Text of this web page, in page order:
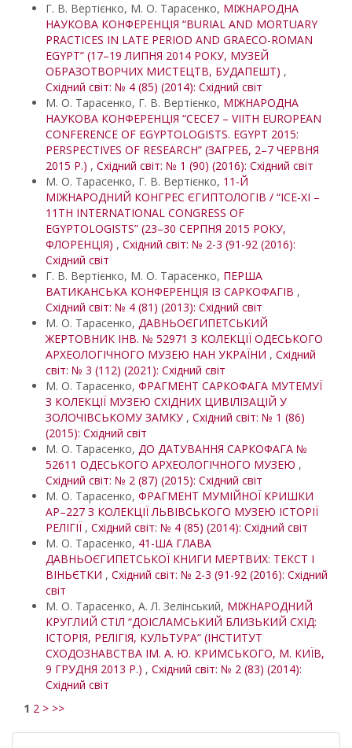
Г. В. Вертієнко, М. О. Тарасенко, МІЖНАРОДНА
НАУКОВА КОНФЕРЕНЦІЯ “BURIAL AND MORTUARY
PRACTICES IN LATE PERIOD AND GRAECO-ROMAN
EGYPT” (17–19 ЛИПНЯ 2014 РОКУ, МУЗЕЙ
ОБРАЗОТВОРЧИХ МИСТЕЦТВ, БУДАПЕШТ) ,
Східний світ: № 4 (85) (2014): Східний світ
М. О. Тарасенко, Г. В. Вертієнко, МІЖНАРОДНА
НАУКОВА КОНФЕРЕНЦІЯ “CECE7 – VIITH EUROPEAN
CONFERENCE OF EGYPTOLOGISTS. EGYPT 2015:
PERSPECTIVES OF RESEARCH” (ЗАГРЕБ, 2–7 ЧЕРВНЯ
2015 Р.) , Східний світ: № 1 (90) (2016): Східний світ
М. О. Тарасенко, Г. В. Вертієнко, 11-Й
МІЖНАРОДНИЙ КОНГРЕС ЄГИПТОЛОГІВ / “ICE-XI –
11TH INTERNATIONAL CONGRESS OF
EGYPTOLOGISTS” (23–30 СЕРПНЯ 2015 РОКУ,
ФЛОРЕНЦІЯ) , Східний світ: № 2-3 (91-92 (2016):
Східний світ
Г. В. Вертієнко, М. О. Тарасенко, ПЕРША
ВАТИКАНСЬКА КОНФЕРЕНЦІЯ ІЗ САРКОФАГІВ ,
Східний світ: № 4 (81) (2013): Східний світ
М. О. Тарасенко, ДАВНЬОЄГИПЕТСЬКИЙ
ЖЕРТОВНИК ІНВ. № 52971 З КОЛЕКЦІЇ ОДЕСЬКОГО
АРХЕОЛОГІЧНОГО МУЗЕЮ НАН УКРАЇНИ , Східний
світ: № 3 (112) (2021): Східний світ
М. О. Тарасенко, ФРАГМЕНТ САРКОФАГА МУТЕМУЇ
З КОЛЕКЦІЇ МУЗЕЮ СХІДНИХ ЦИВІЛІЗАЦІЙ У
ЗОЛОЧІВСЬКОМУ ЗАМКУ , Східний світ: № 1 (86)
(2015): Східний світ
М. О. Тарасенко, ДО ДАТУВАННЯ САРКОФАГА №
52611 ОДЕСЬКОГО АРХЕОЛОГІЧНОГО МУЗЕЮ ,
Східний світ: № 2 (87) (2015): Східний світ
М. О. Тарасенко, ФРАГМЕНТ МУМІЙНОЇ КРИШКИ
АР–227 З КОЛЕКЦІЇ ЛЬВІВСЬКОГО МУЗЕЮ ІСТОРІЇ
РЕЛІГІЇ , Східний світ: № 4 (85) (2014): Східний світ
М. О. Тарасенко, 41-ША ГЛАВА
ДАВНЬОЄГИПЕТСЬКОЇ КНИГИ МЕРТВИХ: ТЕКСТ І
ВІНЬЄТКИ , Східний світ: № 2-3 (91-92 (2016): Східний
світ
М. О. Тарасенко, А. Л. Зелінський, МІЖНАРОДНИЙ
КРУГЛИЙ СТІЛ “ДОІСЛАМСЬКИЙ БЛИЗЬКИЙ СХІД:
ІСТОРІЯ, РЕЛІГІЯ, КУЛЬТУРА” (ІНСТИТУТ
СХОДОЗНАВСТВА ІМ. А. Ю. КРИМСЬКОГО, М. КИЇВ,
9 ГРУДНЯ 2013 Р.) , Східний світ: № 2 (83) (2014):
Східний світ
1 2 > >>